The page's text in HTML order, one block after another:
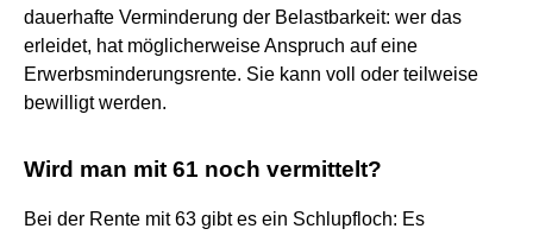
dauerhafte Verminderung der Belastbarkeit: wer das
erleidet, hat möglicherweise Anspruch auf eine
Erwerbsminderungsrente. Sie kann voll oder teilweise
bewilligt werden.
Wird man mit 61 noch vermittelt?
Bei der Rente mit 63 gibt es ein Schlupfloch: Es